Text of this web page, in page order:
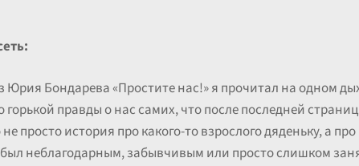
Юрия Бондарева «Простите нас!» я прочитал на одном
горькой правды о нас самих, что после последней
не просто история про какого-то взрослого дяденьку, а
неблагодарным, забывчивым или просто слишком